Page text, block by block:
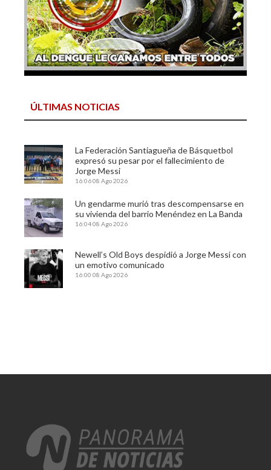
ÚLTIMAS NOTICIAS
La Federación Santiagueña de Básquetbol
expresó su pesar por el fallecimiento de
Jorge Messi
16:0608 Ago 2026
Un gendarme murió tras descompensarse en
su vivienda del barrio Menéndez en La Banda
16:0408 Ago 2026
Newell’s Old Boys despidió a Jorge Messi con
un emotivo comunicado
16:00 08 Ago 2026